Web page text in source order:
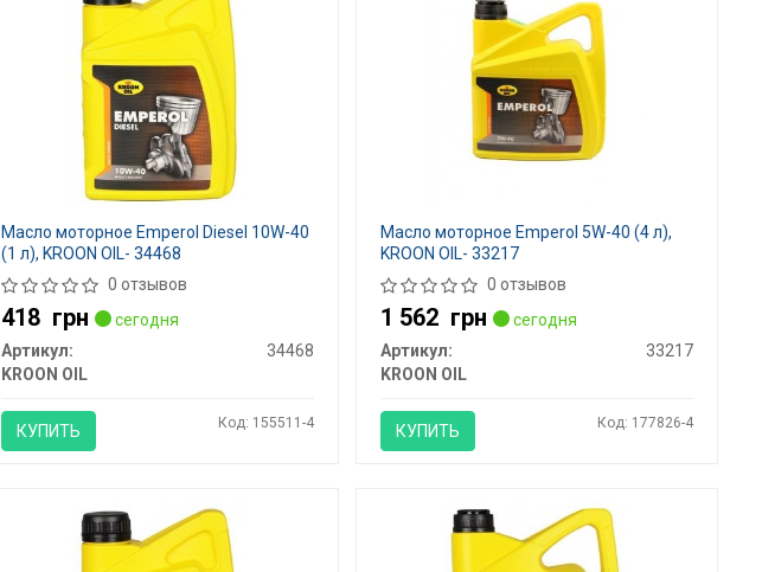
Масло моторное Emperol Diesel 10W-40
(1 л), KROON OIL- 34468
0 отзывов
418 грн
сегодня
Артикул:
34468
KROON OIL
КУПИТЬ Код: 155511-4
Масло моторное Emperol 5W-40 (4 л),
KROON OIL- 33217
0 отзывов
1 562 грн
сегодня
Артикул:
33217
KROON OIL
КУПИТЬ Код: 177826-4